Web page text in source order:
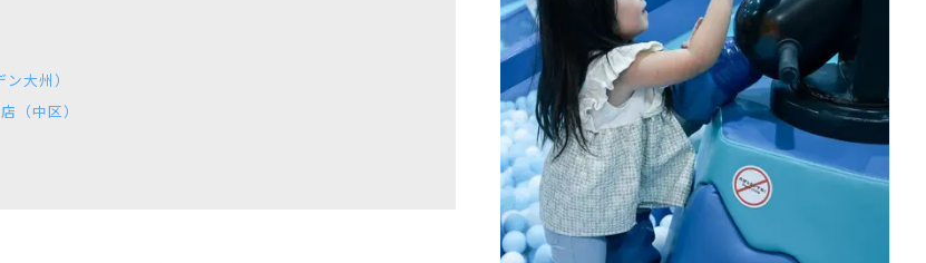
大州）
（中区）